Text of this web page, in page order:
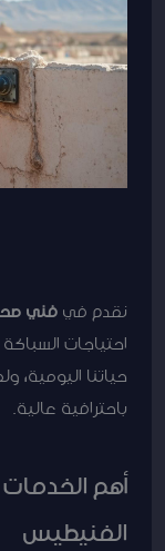
نقدم في فني
احتياجات
حياتنا اليومية،
باحترافية عالية.
أهم
الفنيطيس